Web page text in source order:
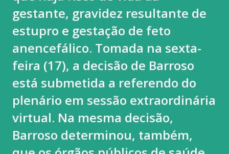
gestante, gravidez resultante de
estupro e gestação de feto
anencefálico. Tomada na sexta-
feira (17), a decisão de Barroso
está submetida a referendo do
plenário em sessão extraordinária
virtual. Na mesma decisão,
Barroso determinou, também,